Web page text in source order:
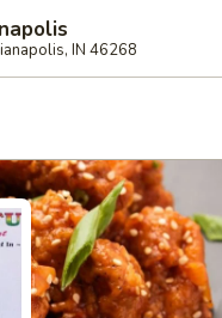
IN 46268